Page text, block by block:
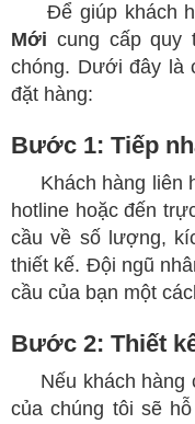
Để giúp khách
Mới cung cấp quy
chóng. Dưới đây là
đặt hàng:
Bước 1: Tiếp
Khách hàng liên
hotline hoặc đến
cầu về số lượng,
thiết kế. Đội ngũ
cầu của bạn một
Bước 2: Thiết
Nếu khách hàng
của chúng tôi sẽ